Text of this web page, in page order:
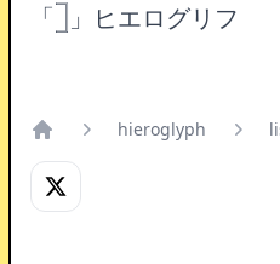
「𓉝」ヒエログリフ
Home
hieroglyph